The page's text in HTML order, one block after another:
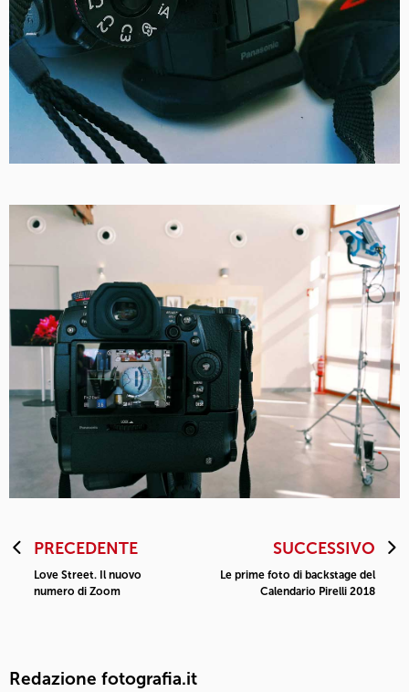
PRECEDENTE
Love Street. Il nuovo
numero di Zoom
SUCCESSIVO
Le prime foto di backstage del
Calendario Pirelli 2018
Redazione fotografia.it